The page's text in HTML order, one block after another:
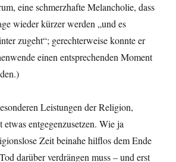
eine schmerzhafte Melancholie, dass
wieder kürzer werden „und es
zugeht“; gerechterweise konnte er
einen entsprechenden Moment
Leistungen der Religion,
entgegenzusetzen. Wie ja
Zeit beinahe hilflos dem Ende
darüber verdrängen muss – und erst